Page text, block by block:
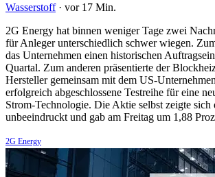
Wasserstoff · vor 17 Min.
2G Energy hat binnen weniger Tage zwei
für Anleger unterschiedlich schwer wiegen.
das Unternehmen einen historischen
Quartal. Zum anderen präsentierte der
Hersteller gemeinsam mit dem US-
erfolgreich abgeschlossene Testreihe für eine
Strom-Technologie. Die Aktie selbst zeigte sich
unbeeindruckt und gab am Freitag um 1,88
2G Energy